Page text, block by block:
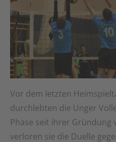
Vor dem letzten
durchlebten die Unger
Phase seit ihrer Gründung
verloren sie die Duelle